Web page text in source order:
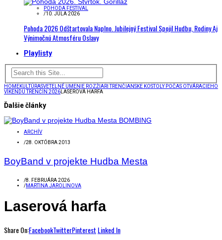
POHODA FESTIVAL
/10. JÚLA 2026
Pohoda 2026 Odštartovala Naplno. Jubilejný Festival Spojil Hudbu, Rodiny Aj
Výnimočnú Atmosféru Oslavy
Playlisty
HOMEKULTÚRASVETELNÉ UMENIE ROZŽIARI TRENČIANSKE KOSTOLY POČAS OTVÁRACIEHO
VÍKENDU TRENČÍN 2026 LASEROVÁ HARFA
Ďalšie články
ARCHÍV
/28. OKTÓBRA 2013
BoyBand v projekte Hudba Mesta
/8. FEBRUÁRA 2026
/MARTINA JAROLINOVA
Laserová harfa
Share On:FacebookTwitterPinterest Linked In